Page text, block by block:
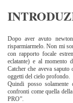
Dopo aver avuto
risparmiarmelo. Non mi
con rapporto focale
eclatante) e al momento
Catcher che aveva
oggetti del cielo profondo.
Quindi posso solamente
confronti come quella
PRO”.